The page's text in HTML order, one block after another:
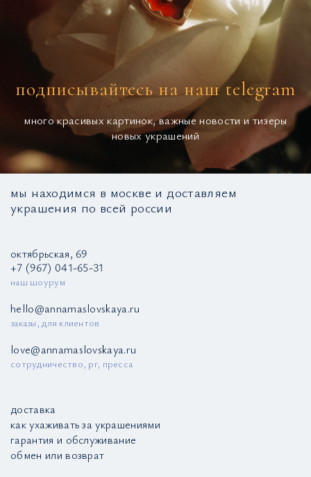
подписывайтесь на наш telegram
много красивых картинок, важные новости и тизеры
новых украшений
мы находимся в москве и доставляем
украшения по всей россии
октябрьская, 69
+7 (967) 041-65-31
наш шоурум
hello@annamaslovskaya.ru
заказы, для клиентов
love@annamaslovskaya.ru
сотрудничество, pr, пресса
доставка
как ухаживать за украшениями
гарантия и обслуживание
обмен или возврат